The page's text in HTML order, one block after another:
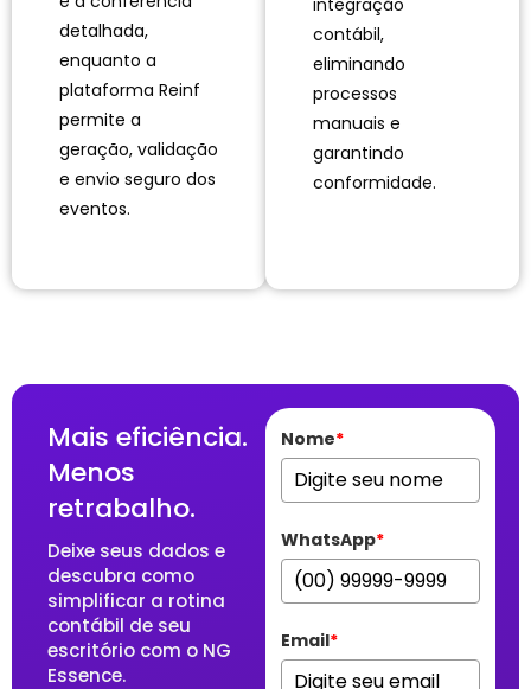
detalhada,
enquanto a
plataforma Reinf
permite a
geração, validação
e envio seguro dos
eventos.
integração
contábil,
eliminando
processos
manuais e
garantindo
conformidade.
Mais eficiência.
Menos
retrabalho.
Deixe seus dados e
descubra como
simplificar a rotina
contábil de seu
escritório com o NG
Essence.
Nome*
WhatsApp*
Email*